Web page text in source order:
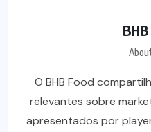
O BHB Food
relevantes sobre
apresentados por